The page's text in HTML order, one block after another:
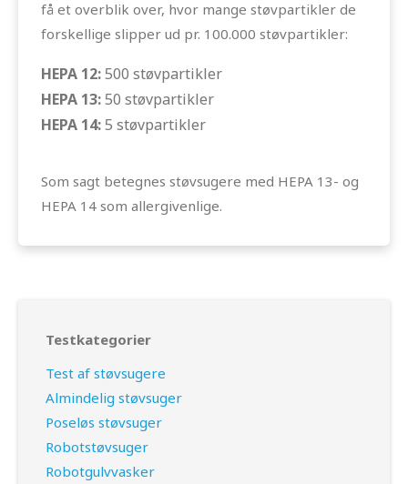
få et overblik over, hvor mange støvpartikler de
forskellige slipper ud pr. 100.000 støvpartikler:
HEPA 12:500 støvpartikler
HEPA 13:50 støvpartikler
HEPA 14:5 støvpartikler
Som sagt betegnes støvsugere med HEPA 13- og
HEPA 14 som allergivenlige.
Testkategorier
Test af støvsugere
Almindelig støvsuger
Poseløs støvsuger
Robotstøvsuger
Robotgulvvasker